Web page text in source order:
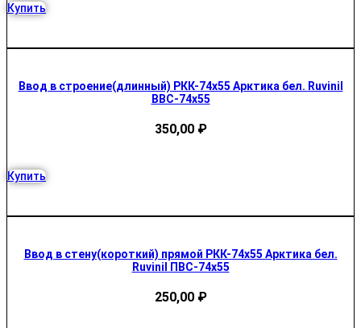
Купить
Ввод в строение(длинный) РКК-74х55 Арктика бел. Ruvinil
ВВС-74х55
350,00 ₽
Купить
Ввод в стену(короткий) прямой РКК-74х55 Арктика бел.
Ruvinil ПВС-74х55
250,00 ₽